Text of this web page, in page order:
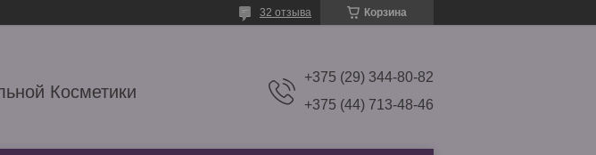
Корзина
32 отзыва
Косметики
+375 (29) 344-80-82
+375 (44) 713-48-46